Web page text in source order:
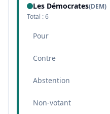
Les Démocrates(DEM)
Total :6
Pour
Contre
Abstention
Non-votant